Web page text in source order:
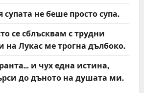
супата не беше просто супа.
се сблъсквам с трудни
на Лукас ме трогна дълбоко.
и чух една истина,
до дъното на душата ми.